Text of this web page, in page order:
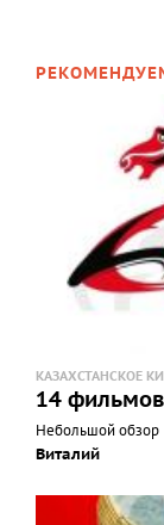
КАЗАХСТАНСКОЕ
14
Небольшой обзор
Виталий